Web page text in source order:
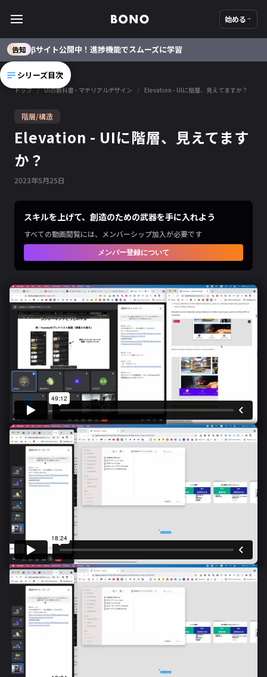
始める
告知 βサイト公開中！進捗機能でスムーズに学習
シリーズ目次
トップ / UIの教科書 - マテリアルデザイン / Elevation - UIに階層、見えてますか？
階層/構造
Elevation - UIに階層、見えてます
か？
2023年5月25日
スキルを上げて、創造のための武器を手に入れよう
すべての動画閲覧には、メンバーシップ加入が必要です
メンバー登録について